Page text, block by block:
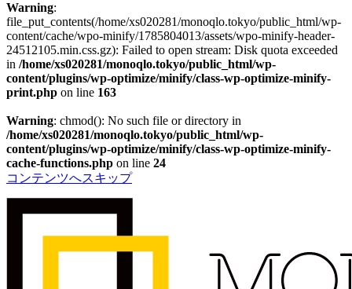
Warning:
file_put_contents(/home/xs020281/monoqlo.tokyo/public_html/wp-
content/cache/wpo-minify/1785804013/assets/wpo-minify-header-
24512105.min.css.gz): Failed to open stream: Disk quota exceeded
in /home/xs020281/monoqlo.tokyo/public_html/wp-
content/plugins/wp-optimize/minify/class-wp-optimize-minify-
print.php on line 163
Warning: chmod(): No such file or directory in
/home/xs020281/monoqlo.tokyo/public_html/wp-
content/plugins/wp-optimize/minify/class-wp-optimize-minify-
cache-functions.php on line 24
コンテンツへスキップ